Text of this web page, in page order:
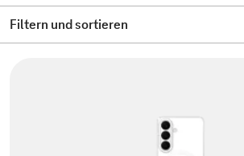
Filtern und sortieren